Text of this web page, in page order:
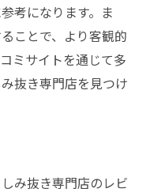
考になります。ま
ことで、より客観的
ミサイトを通じて多
抜き専門店を見つけ
み抜き専門店のレビ